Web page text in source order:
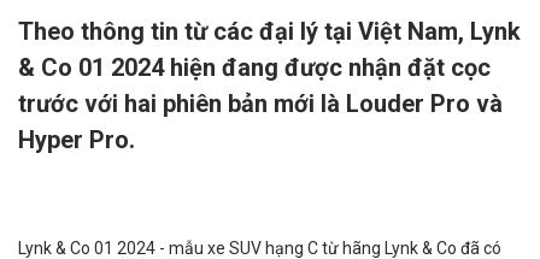
Theo thông tin từ các đại lý tại Việt Nam, Lynk
& Co 01 2024 hiện đang được nhận đặt cọc
trước với hai phiên bản mới là Louder Pro và
Hyper Pro.
Lynk & Co 01 2024 - mẫu xe SUV hạng C từ hãng Lynk & Co đã có